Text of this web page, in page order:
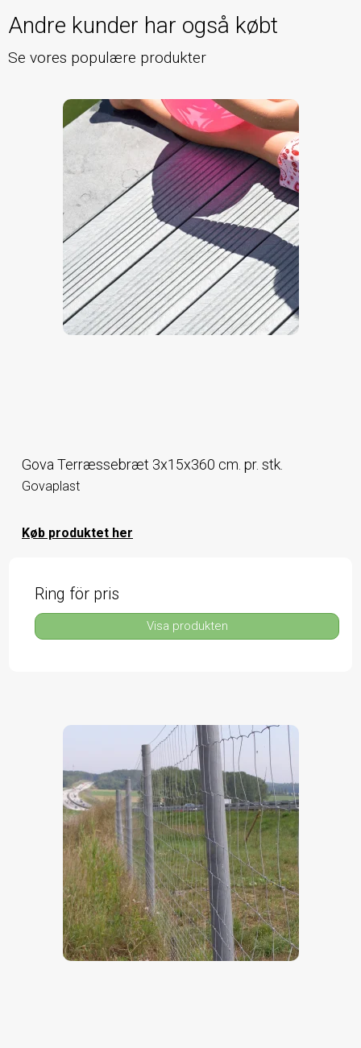
Andre kunder har også købt
Se vores populære produkter
Gova Terræssebræt 3x15x360 cm. pr. stk.
Govaplast
Køb produktet her
Ring för pris
Visa produkten